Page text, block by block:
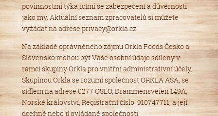
povinnostmi týkajícími se zabezpečení a důvěrnosti
jako my. Aktuální seznam zpracovatelů si můžete
vyžádat na adrese privacy@orkla.cz.
Na základě oprávněného zájmu Orkla Foods Česko a
Slovensko mohou být Vaše osobní údaje sdíleny v
rámci skupiny Orkla pro vnitřní administrativní účely.
Skupinou Orkla se rozumí společnost ORKLA ASA, se
sídlem na adrese 0277 OSLO, Drammensveien 149A,
Norské království, Registrační číslo: 910747711, a její
dceřiné nebo jí ovládané společnosti.